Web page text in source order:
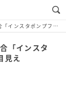
リーボック×アディダスのレガシーが融合「インスタポンプフューリーブースト」第3弾がお目見え
「インスタ
見え